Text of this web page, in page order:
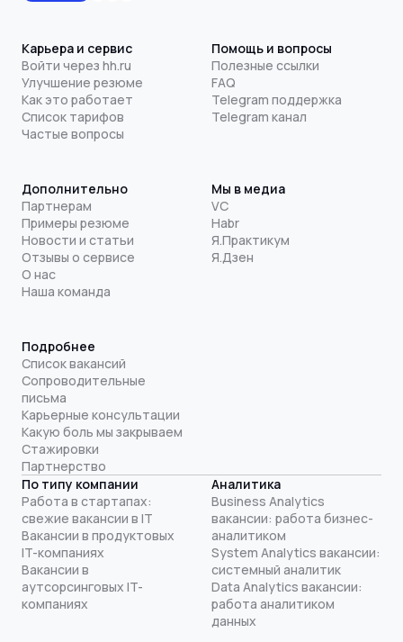
Карьера и сервис
Войти через hh.ru
Улучшение резюме
Как это работает
Список тарифов
Частые вопросы
Помощь и вопросы
Полезные ссылки
FAQ
Telegram поддержка
Telegram канал
Дополнительно
Партнерам
Примеры резюме
Новости и статьи
Отзывы о сервисе
О нас
Наша команда
Мы в медиа
VC
Habr
Я.Практикум
Я.Дзен
Подробнее
Список вакансий
Сопроводительные
письма
Карьерные консультации
Какую боль мы закрываем
Стажировки
Партнерство
По типу компании
Работа в стартапах:
свежие вакансии в IT
Вакансии в продуктовых
IT-компаниях
Вакансии в
аутсорсинговых IT-
компаниях
Аналитика
Business Analytics
вакансии: работа бизнес-
аналитиком
System Analytics вакансии:
системный аналитик
Data Analytics вакансии:
работа аналитиком
данных